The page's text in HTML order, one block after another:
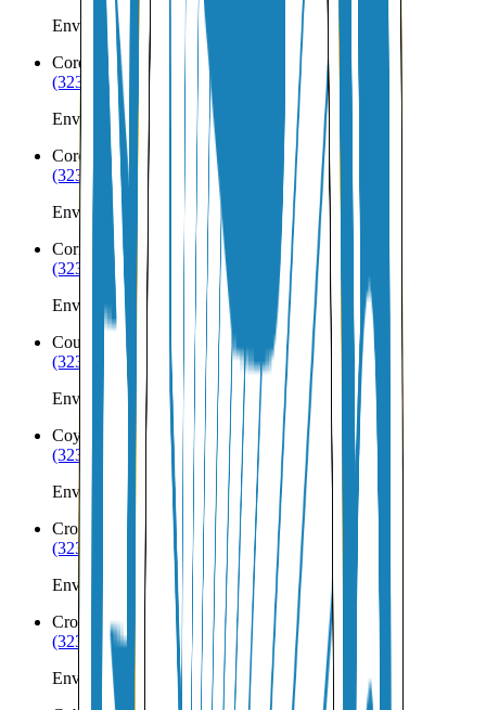
Envíos a Nicaragua desde Continental Divide
Cordova
NM
(323) 953-8100
Envíos a Nicaragua desde Cordova
Corona
NM
(323) 953-8100
Envíos a Nicaragua desde Corona
Corrales
NM
(323) 953-8100
Envíos a Nicaragua desde Corrales
Counselor
NM
(323) 953-8100
Envíos a Nicaragua desde Counselor
Coyote
(323) 953-8100
Envíos a Nicaragua desde Coyote
Crossroads
NM
(323) 953-8100
Envíos a Nicaragua desde Crossroads
Crownpoint NM
(323) 953-8100
Envíos a Nicaragua desde Crownpoint